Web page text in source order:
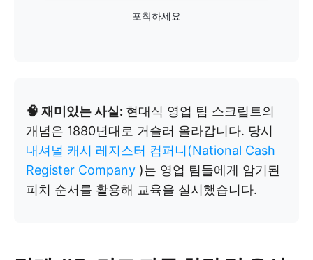
포착하세요
🧠 재미있는 사실: 현대식 영업 팀 스크립트의
개념은 1880년대로 거슬러 올라갑니다. 당시
내셔널 캐시 레지스터 컴퍼니(National Cash
Register Company )는 영업 팀들에게 암기된
피치 순서를 활용해 교육을 실시했습니다.